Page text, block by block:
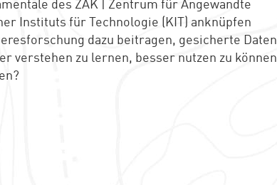
des ZAK | Zentrum für Angewandte
Instituts für Technologie (KIT) anknüpfen
dazu beitragen, gesicherte Daten
verstehen zu lernen, besser nutzen zu können